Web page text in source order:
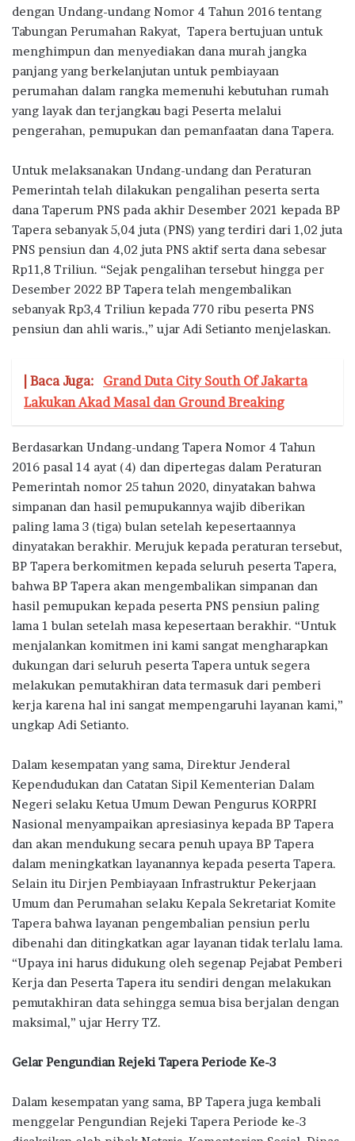
dengan Undang-undang Nomor 4 Tahun 2016 tentang
Tabungan Perumahan Rakyat, Tapera bertujuan untuk
menghimpun dan menyediakan dana murah jangka
panjang yang berkelanjutan untuk pembiayaan
perumahan dalam rangka memenuhi kebutuhan rumah
yang layak dan terjangkau bagi Peserta melalui
pengerahan, pemupukan dan pemanfaatan dana Tapera.
Untuk melaksanakan Undang-undang dan Peraturan
Pemerintah telah dilakukan pengalihan peserta serta
dana Taperum PNS pada akhir Desember 2021 kepada BP
Tapera sebanyak 5,04 juta (PNS) yang terdiri dari 1,02 juta
PNS pensiun dan 4,02 juta PNS aktif serta dana sebesar
Rp11,8 Triliun. “Sejak pengalihan tersebut hingga per
Desember 2022 BP Tapera telah mengembalikan
sebanyak Rp3,4 Triliun kepada 770 ribu peserta PNS
pensiun dan ahli waris.,” ujar Adi Setianto menjelaskan.
| Baca Juga:
Grand Duta City South Of Jakarta
Lakukan Akad Masal dan Ground Breaking
Berdasarkan Undang-undang Tapera Nomor 4 Tahun
2016 pasal 14 ayat (4) dan dipertegas dalam Peraturan
Pemerintah nomor 25 tahun 2020, dinyatakan bahwa
simpanan dan hasil pemupukannya wajib diberikan
paling lama 3 (tiga) bulan setelah kepesertaannya
dinyatakan berakhir. Merujuk kepada peraturan tersebut,
BP Tapera berkomitmen kepada seluruh peserta Tapera,
bahwa BP Tapera akan mengembalikan simpanan dan
hasil pemupukan kepada peserta PNS pensiun paling
lama 1 bulan setelah masa kepesertaan berakhir. “Untuk
menjalankan komitmen ini kami sangat mengharapkan
dukungan dari seluruh peserta Tapera untuk segera
melakukan pemutakhiran data termasuk dari pemberi
kerja karena hal ini sangat mempengaruhi layanan kami,”
ungkap Adi Setianto.
Dalam kesempatan yang sama, Direktur Jenderal
Kependudukan dan Catatan Sipil Kementerian Dalam
Negeri selaku Ketua Umum Dewan Pengurus KORPRI
Nasional menyampaikan apresiasinya kepada BP Tapera
dan akan mendukung secara penuh upaya BP Tapera
dalam meningkatkan layanannya kepada peserta Tapera.
Selain itu Dirjen Pembiayaan Infrastruktur Pekerjaan
Umum dan Perumahan selaku Kepala Sekretariat Komite
Tapera bahwa layanan pengembalian pensiun perlu
dibenahi dan ditingkatkan agar layanan tidak terlalu lama.
“Upaya ini harus didukung oleh segenap Pejabat Pemberi
Kerja dan Peserta Tapera itu sendiri dengan melakukan
pemutakhiran data sehingga semua bisa berjalan dengan
maksimal,” ujar Herry TZ.
Gelar Pengundian Rejeki Tapera Periode Ke-3
Dalam kesempatan yang sama, BP Tapera juga kembali
menggelar Pengundian Rejeki Tapera Periode ke-3